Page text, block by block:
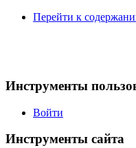
Перейти к
Инструменты
Войти
Инструменты сайта